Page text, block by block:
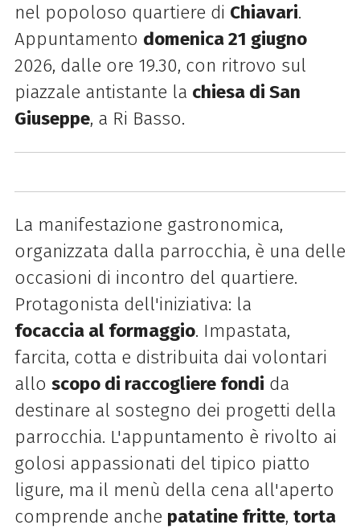
nel popoloso quartiere di Chiavari.
Appuntamento domenica 21 giugno
2026, dalle ore 19.30, con ritrovo sul
piazzale antistante la chiesa di San
Giuseppe, a Ri Basso.
La manifestazione gastronomica,
organizzata dalla parrocchia, è una delle
occasioni di incontro del quartiere.
Protagonista dell'iniziativa: la
focacciaal formaggio. Impastata,
farcita, cotta e distribuita dai volontari
allo scopo di raccogliere fondi da
destinare al sostegno dei progetti della
parrocchia. L'appuntamento è rivolto ai
golosi appassionati del tipico piatto
ligure, ma il menù della cena all'aperto
comprende anche patatine fritte, torta